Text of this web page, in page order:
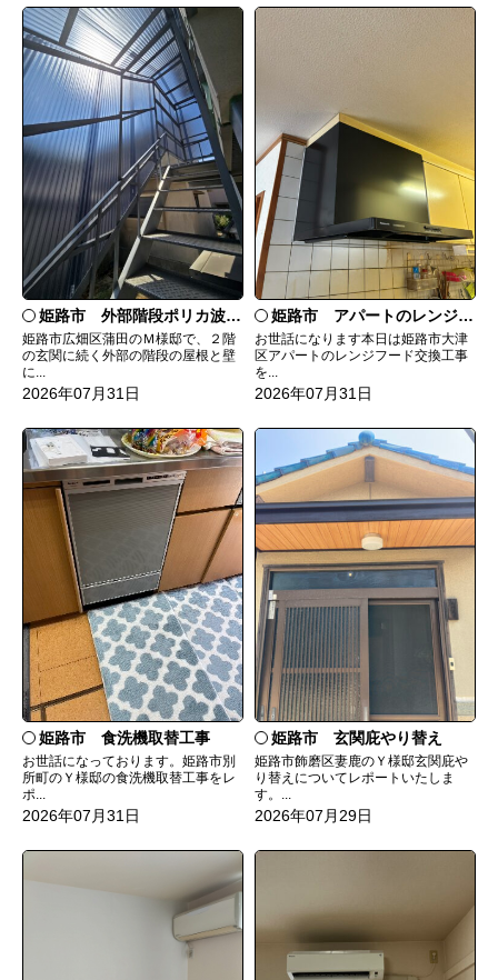
姫路市 外部階段ポリカ波板張替工事
姫路市広畑区蒲田のＭ様邸で、２階
の玄関に続く外部の階段の屋根と壁
に...
2026年07月31日
姫路市 アパートのレンジフード交換
お世話になります本日は姫路市大津
区アパートのレンジフード交換工事
を...
2026年07月31日
姫路市 食洗機取替工事
お世話になっております。姫路市別
所町のＹ様邸の食洗機取替工事をレ
ポ...
2026年07月31日
姫路市 玄関庇やり替え
姫路市飾磨区妻鹿のＹ様邸玄関庇や
り替えについてレポートいたしま
す。...
2026年07月29日